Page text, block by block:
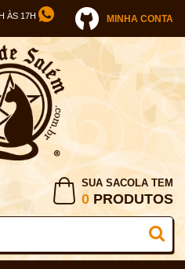
ÀS 17H MINHA CONTA
SUA SACOLA TEM
0 PRODUTOS